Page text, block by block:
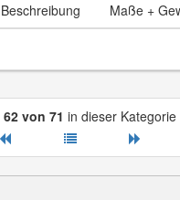
Beschreibung Maße +
62 von 71 in dieser Kategorie